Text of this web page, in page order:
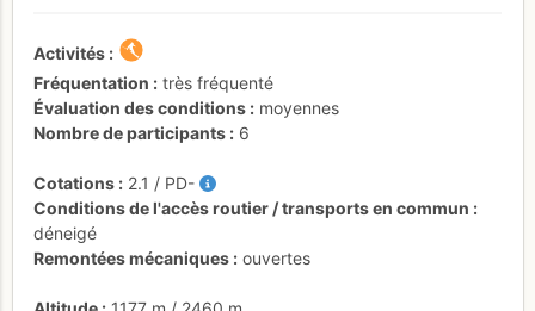
Activités
Fréquentation
très fréquenté
Évaluation des conditions
moyennes
Nombre de participants
6
Cotations 2.1 / PD-
Conditions de l'accès routier / transports en commun
déneigé
Remontées mécaniques
ouvertes